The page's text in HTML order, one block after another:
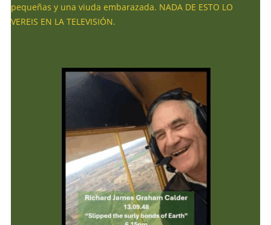
pequeñas y una viuda embarazada. NADA DE ESTO LO
VEREIS EN LA TELEVISIÓN.